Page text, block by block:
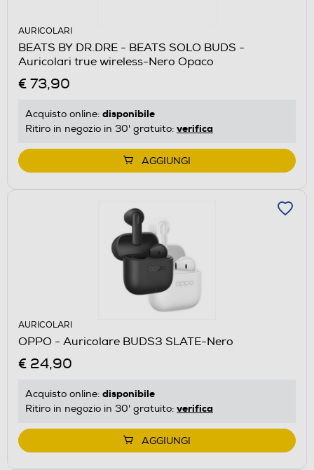
AURICOLARI
BEATS BY DR.DRE - BEATS SOLO BUDS -
Auricolari true wireless-Nero Opaco
€ 73,90
Acquisto online: disponibile
Ritiro in negozio in 30' gratuito: verifica
AGGIUNGI
AURICOLARI
OPPO - Auricolare BUDS3 SLATE-Nero
€ 24,90
Acquisto online: disponibile
Ritiro in negozio in 30' gratuito: verifica
AGGIUNGI